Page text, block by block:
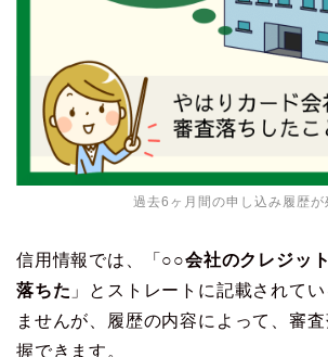
過去6ヶ月間の申し込み履歴が
信用情報では、「 ○○会社のクレジッ
落ちた 」とストレートに記載されて
ませんが、履歴の内容によって、審
握できます。